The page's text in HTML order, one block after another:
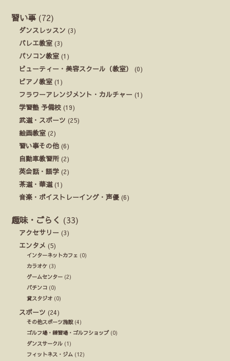
習い事 (72)
ダンスレッスン (3)
バレエ教室 (3)
パソコン教室 (1)
ビューティー・美容スクール（教室）
(0)
ピアノ教室 (1)
フラワーアレンジメント・カルチャー (1)
学習塾 予備校 (19)
武道・スポーツ (25)
絵画教室 (2)
習い事その他 (6)
自動車教習所(2)
英会話・語学 (2)
茶道・華道(1)
音楽・ボイストレーイング・声優 (6)
趣味・ごらく (33)
アクセサリー (3)
エンタメ (5)
インターネットカフェ (0)
カラオケ (3)
ゲームセンター (2)
パチンコ (0)
貸スタジオ (0)
スポーツ (24)
その他スポーツ施設(4)
ゴルフ場・練習場・ゴルフショップ(0)
ダンスサークル (1)
フィットネス・ジム (12)